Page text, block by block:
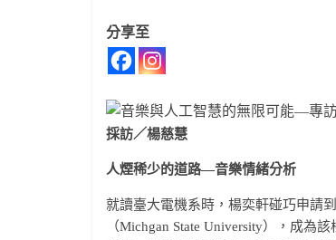
分享至
採訪／楊慈慧
人煙稀少的道路—音樂情緒分析
就讀臺大電機系時，楊奕軒碰巧申請
（Michgan State University），成為